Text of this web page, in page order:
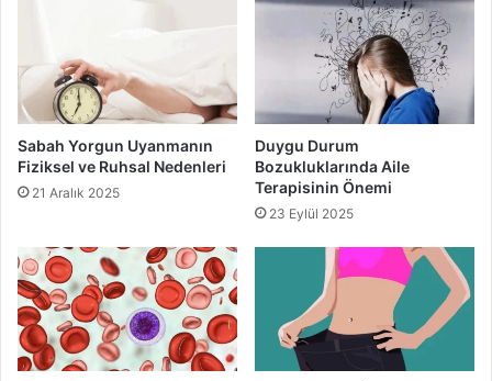
Yorgunluğu Önler
Ananas tüketimi sayesinde kişiler kaybolan enerjilerini
kazanır. Bu sayede de yorgunluk önlenir.
Saç Güzelliği Sağlar
Düzenli ananas tüketimi
kişilerin saçlarının daha canlı ve
ananas Ananasın faydaları
her gün ananas yemek
Sabah Yorgun Uyanmanın
Fiziksel ve Ruhsal Nedenleri
21 Aralık 2025
Duygu Durum
Bozukluklarında Aile
Terapisinin Önemi
23 Eylül 2025